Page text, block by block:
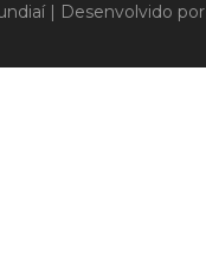
| Desenvolvido por